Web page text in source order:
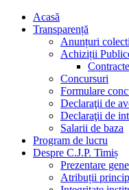
Acasă
Transparență
Anunțuri
Achiziții
Concursuri
Formulare
Declaraţii de
Declaraţii de
Salarii de baza
Program de lucru
Despre C.J.P. Timiș
Prezentare
Atribuții